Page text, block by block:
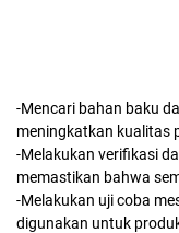
-Mencari bahan baku
meningkatkan kualitas
-Melakukan verifikasi
memastikan bahwa
-Melakukan uji coba
digunakan untuk